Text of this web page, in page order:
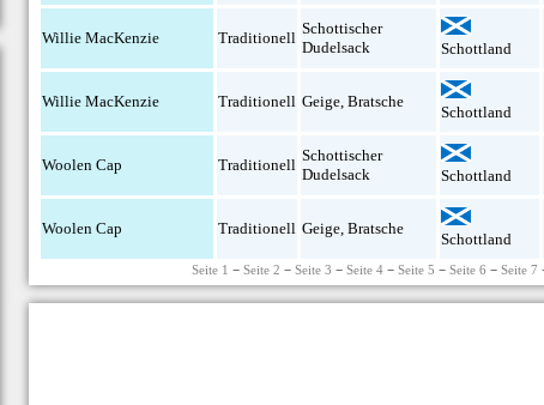
Willie MacKenzie Traditionell
Schottischer
Dudelsack
Schottland
Willie MacKenzie Traditionell Geige ,Bratsche
Schottland
Woolen Cap Traditionell
Schottischer
Dudelsack
Schottland
Woolen Cap Traditionell Geige ,Bratsche
Schottland
Seite 1 −Seite 2 −Seite 3 −Seite 4 −Seite 5 −Seite 6 −Seite 7